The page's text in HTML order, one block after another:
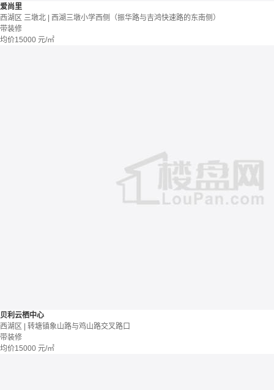
爱尚里
西湖区 三墩北 | 西湖三墩小学西侧（振华路与吉鸿快速路的东南侧）
带装修
均价15000 元/㎡
贝利云栖中心
西湖区 | 转塘镇象山路与鸡山路交叉路口
带装修
均价15000 元/㎡